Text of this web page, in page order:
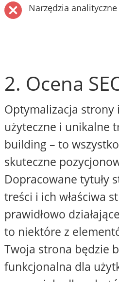
Narzędzia analityczne
2. Ocena
Optymalizacja strony
użyteczne i unikalne
building – to
skuteczne
Dopracowane tytuły
treści i ich właściwa
prawidłowo
to niektóre z
Twoja strona będzie
funkcjonalna dla